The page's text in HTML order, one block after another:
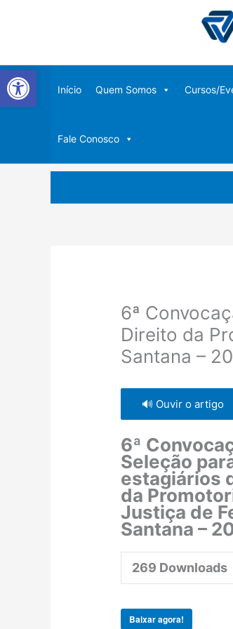
Início Quem Somos Cursos/
Fale Conosco
6ª
Direito da
Santana –
🔊 Ouvir o artigo
6ª
Seleção
estagiários
da
Justiça de
Santana –
269 Downloads
Baixar agora!
Abrir a barra de